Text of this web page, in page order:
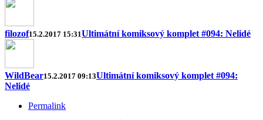
filozof15.2.2017 15:31Ultimátní komiksový komplet #094: Nelidé
WildBear15.2.2017 09:13Ultimátní komiksový komplet #094:
Nelidé
Permalink